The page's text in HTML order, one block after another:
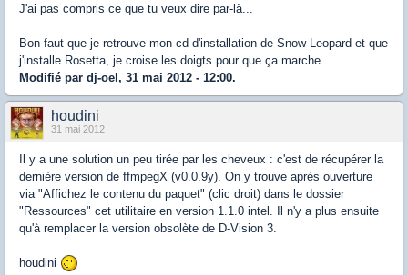
J'ai pas compris ce que tu veux dire par-là...
Bon faut que je retrouve mon cd d'installation de Snow Leopard et que
j'installe Rosetta, je croise les doigts pour que ça marche
Modifié par dj-oel, 31 mai 2012 - 12:00.
houdini
31 mai 2012
Il y a une solution un peu tirée par les cheveux : c'est de récupérer la
dernière version de ffmpegX (v0.0.9y). On y trouve après ouverture
via "Affichez le contenu du paquet" (clic droit) dans le dossier
"Ressources" cet utilitaire en version 1.1.0 intel. Il n'y a plus ensuite
qu'à remplacer la version obsolète de D-Vision 3.
houdini